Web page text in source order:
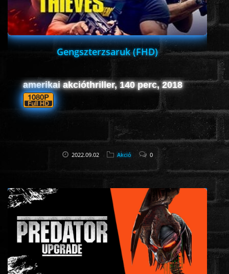
Gengszterzsaruk (FHD)
amerikai akcióthriller, 140 perc, 2018
2022.09.02 Akció 0